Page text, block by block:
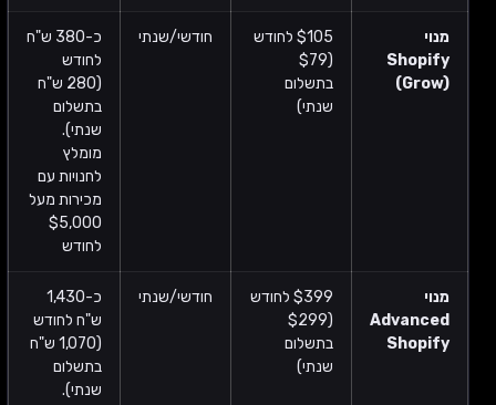
מנוי
Shopify
(Grow)
$105 לחודש
($79
בתשלום
שנתי)
חודשי/שנתי
כ-380 ש"ח
לחודש
(280 ש"ח
בתשלום
שנתי).
מומלץ
לחנויות עם
מכירות מעל
$5,000
לחודש
מנוי
Advanced
Shopify
$399 לחודש
($299
בתשלום
שנתי)
חודשי/שנתי
כ-1,430
ש"ח לחודש
(1,070 ש"ח
בתשלום
שנתי).